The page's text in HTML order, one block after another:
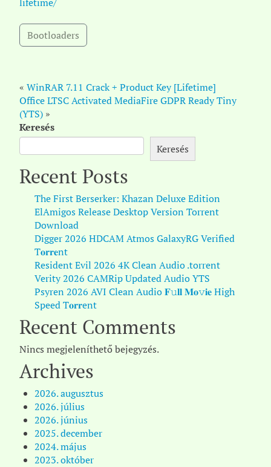
Bootloaders
« WinRAR 7.11 Crack + Product Key [Lifetime]
Office LTSC Activated MediaFire GDPR Ready Tiny
(YTS) »
Keresés
Keresés
Recent Posts
The First Berserker: Khazan Deluxe Edition
ElAmigos Release Desktop Version Torrent
Download
Digger 2026 HDCAM Atmos GalaxyRG Verified
T𝐨𝐫𝐫𝐞nt
Resident Evil 2026 4K Clean Audio .torrent
Verity 2026 CAMRip Updated Audio YTS
Psyren 2026 AVI Clean Audio 𝐅𝚞𝐥𝐥 𝐌𝐨𝚟𝐢𝐞 High
Speed T𝐨𝐫𝐫ent
Recent Comments
Nincs megjeleníthető bejegyzés.
Archives
2026. augusztus
2026. július
2026. június
2025. december
2024. május
2023. október